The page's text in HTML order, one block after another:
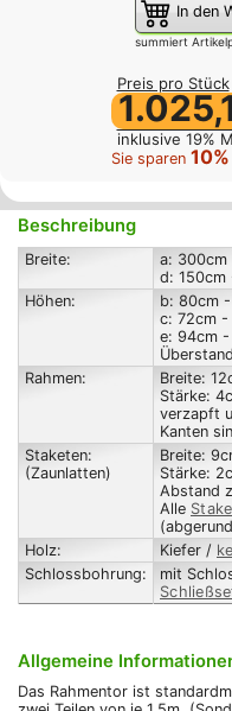
In den
summiert
Preis pro Stück
inklusive 19%
Sie sparen 10%
Beschreibung
Breite:
a: 300cm
d: 150cm
Höhen:
b: 80cm
c: 72cm -
e: 94cm -
Rahmen:
Breite:
Stärke:
verzapft
Kanten
Staketen:
(Zaunlatten)
Breite:
Stärke:
Abstand
Alle
Holz:
Kiefer /
Schlossbohrung:
mit
Allgemeine
Das Rahmentor ist